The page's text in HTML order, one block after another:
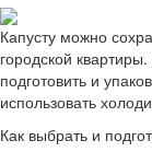
Капусту можно
городской
подготовить и
использовать
Как выбрать и